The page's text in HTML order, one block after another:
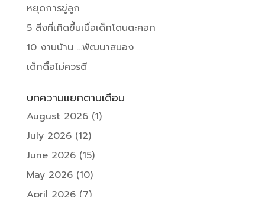
หยุดการขู่ลูก
5 สิ่งที่เกิดขึ้นเมื่อเด็กโดนตะคอก
10 งานบ้าน …พัฒนาสมอง
เด็กดื้อไม่ควรตี
บทความแยกตามเดือน
August 2026(1)
July 2026(12)
June 2026(15)
May 2026(10)